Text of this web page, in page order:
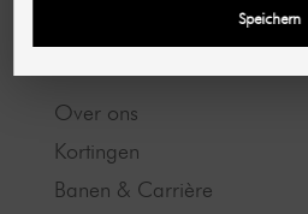
Over ons
Kortingen
Banen & Carrière
Speichern